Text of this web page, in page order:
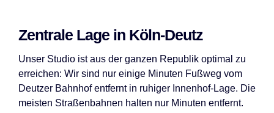
Zentrale Lage in Köln-Deutz
Unser Studio ist aus der ganzen Republik optimal zu
erreichen: Wir sind nur einige Minuten Fußweg vom
Deutzer Bahnhof entfernt in ruhiger Innenhof-Lage. Die
meisten Straßenbahnen halten nur Minuten entfernt.